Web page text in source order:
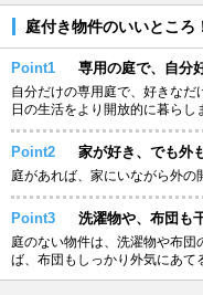
庭付き物件のいいところ
Point1 専用の庭で、自分
自分だけの専用庭で、好きな
日の生活をより開放的に暮らし
Point2 家が好き、でも外
庭があれば、家にいながら外の
Point3 洗濯物や、布団も
庭のない物件は、洗濯物や布
ば、布団もしっかり外気にあて